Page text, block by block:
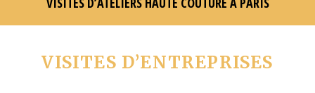
VISITES D’ENTREPRISES